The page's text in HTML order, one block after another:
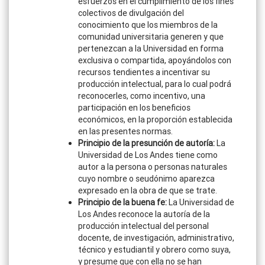
colectivos de divulgación del
conocimiento que los miembros de la
comunidad universitaria generen y que
pertenezcan a la Universidad en forma
exclusiva o compartida, apoyándolos con
recursos tendientes a incentivar su
producción intelectual, para lo cual podrá
reconocerles, como incentivo, una
participación en los beneficios
económicos, en la proporción establecida
en las presentes normas.
Principio de la presunción de autoría:La
Universidad de Los Andes tiene como
autor a la persona o personas naturales
cuyo nombre o seudónimo aparezca
expresado en la obra de que se trate.
Principio de la buena fe:La Universidad de
Los Andes reconoce la autoría de la
producción intelectual del personal
docente, de investigación, administrativo,
técnico y estudiantil y obrero como suya,
y presume que con ella no se han